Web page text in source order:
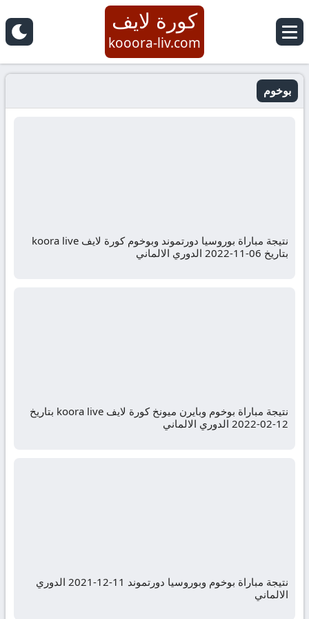
كورة لايف
kooora-liv.com
بوخوم
نتيجة مباراة بوروسيا دورتموند وبوخوم كورة لايف koora live
بتاريخ 06-11-2022 الدوري الالماني
نتيجة مباراة بوخوم وبايرن ميونخ كورة لايف koora live بتاريخ
12-02-2022 الدوري الالماني
نتيجة مباراة بوخوم وبوروسيا دورتموند 11-12-2021 الدوري
الالماني